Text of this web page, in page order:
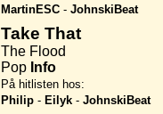
MartinESC - JohnskiBeat
Take That
The Flood
Pop Info
På hitlisten hos:
Philip - Eilyk - JohnskiBeat